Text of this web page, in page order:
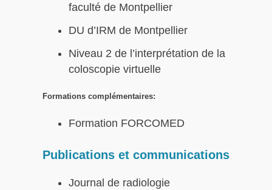
faculté de Montpellier
DU d’IRM de Montpellier
Niveau 2 de l’interprétation de la
coloscopie virtuelle
Formations complémentaires:
Formation FORCOMED
Publications et communications
Journal de radiologie